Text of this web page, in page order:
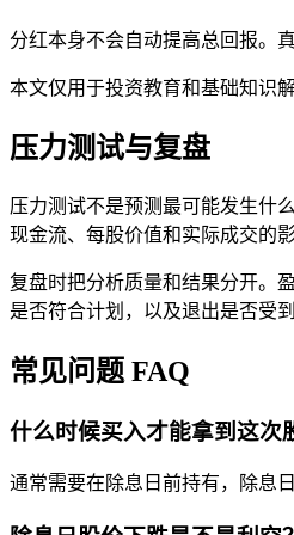
分红本身不会自动提高总回报。
本文仅用于投资教育和基础知识
压力测试与复盘
压力测试不是预测最可能发生什
现金流、每股价值和实际成交的
复盘时把分析质量和结果分开。
是否符合计划，以及退出是否受
常见问题 FAQ
什么时候买入才能拿到这次
通常需要在除息日前持有，除息